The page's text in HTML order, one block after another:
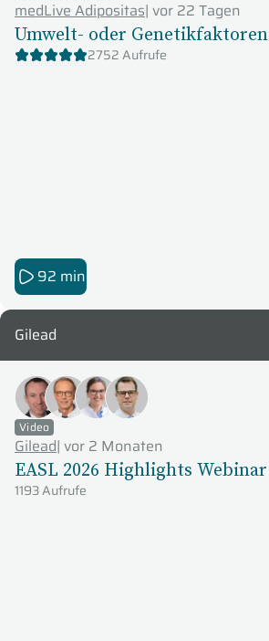
medLive Adipositas| vor 22 Tagen
Umwelt- oder Genetikfaktoren
2752 Aufrufe
92 min
Gilead
Video
Gilead| vor 2 Monaten
EASL 2026 Highlights Webinar
1193 Aufrufe